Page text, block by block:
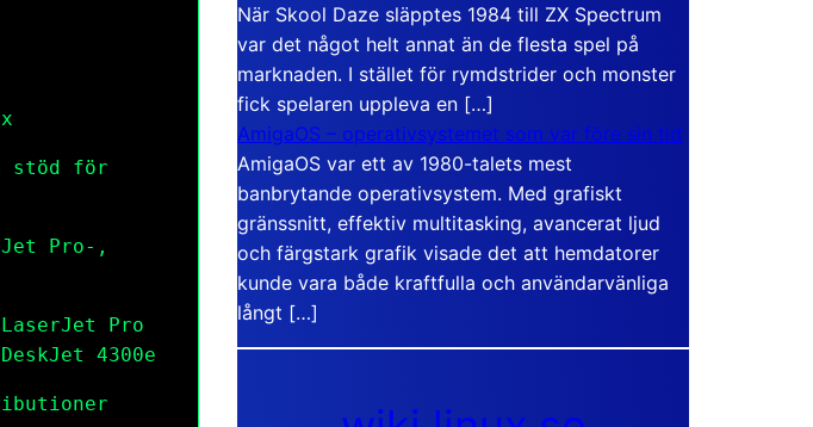
stöd för
Pro-,
Pro
4300e
När Skool Daze släpptes 1984 till ZX Spectrum
var det något helt annat än de flesta spel på
marknaden. I stället för rymdstrider och monster
fick spelaren uppleva en […]
AmigaOS – operativsystemet som var före sin tid
AmigaOS var ett av 1980-talets mest
banbrytande operativsystem. Med grafiskt
gränssnitt, effektiv multitasking, avancerat ljud
och färgstark grafik visade det att hemdatorer
kunde vara både kraftfulla och användarvänliga
långt […]